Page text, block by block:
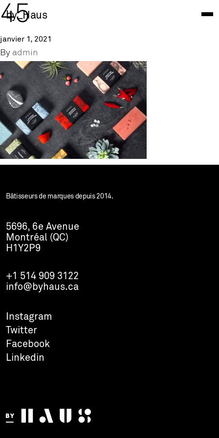
by_Haus
45
janvier 1, 2021
By admin
Bâtisseurs de marques depuis 2014.
5696, 6e Avenue
Montréal (QC)
H1Y2P9
+1 514 909 3122
info@byhaus.ca
Instagram
Twitter
Facebook
Linkedin